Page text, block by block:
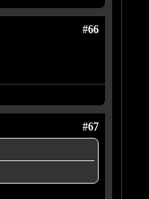
#66
#67